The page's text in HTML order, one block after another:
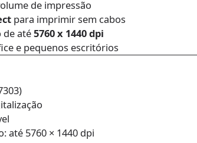
de impressão
para imprimir sem cabos
de até5760 x 1440 dpi
e pequenos escritórios
até 5760 × 1440 dpi